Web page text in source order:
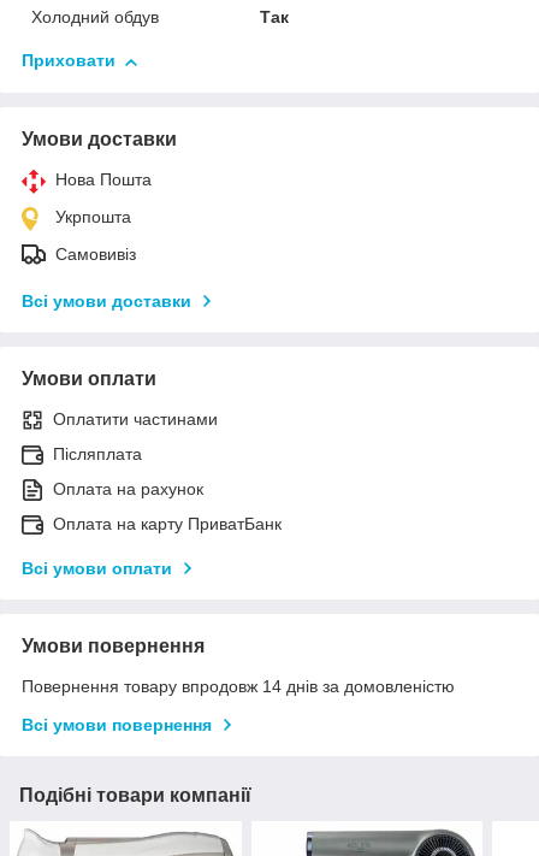
Холодний обдув Так
Приховати
Умови доставки
Нова Пошта
Укрпошта
Самовивіз
Всі умови доставки
Умови оплати
Оплатити частинами
Післяплата
Оплата на рахунок
Оплата на карту ПриватБанк
Всі умови оплати
Умови повернення
Повернення товару впродовж 14 днів за домовленістю
Всі умови повернення
Подібні товари компанії